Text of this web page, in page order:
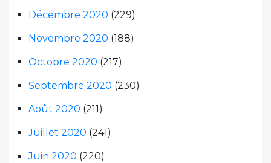
Décembre 2020 (229)
Novembre 2020 (188)
Octobre 2020 (217)
Septembre 2020 (230)
Août 2020 (211)
Juillet 2020 (241)
Juin 2020 (220)